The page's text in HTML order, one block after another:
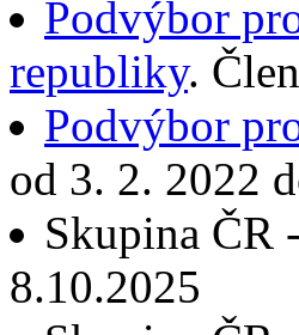
Podvýbor
republiky.
Podvýbor
od 3. 2. 2022
Skupina ČR -
8.10.2025